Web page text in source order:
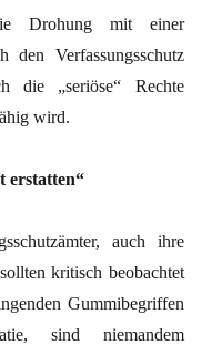
Drohung mit einer
Verfassungsschutz
die „seriöse“ Rechte
wird.
erstatten“
auch ihre
kritisch beobachtet
Gummibegriffen
sind niemandem